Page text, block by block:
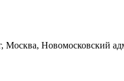
Москва, Новомосковский